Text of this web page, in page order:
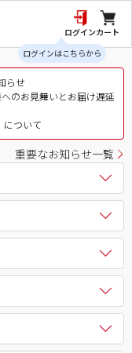
ログイン
ログインはこちらから
カート
らせ
のお見舞いとお届け遅延
について
重要なお知らせ一覧